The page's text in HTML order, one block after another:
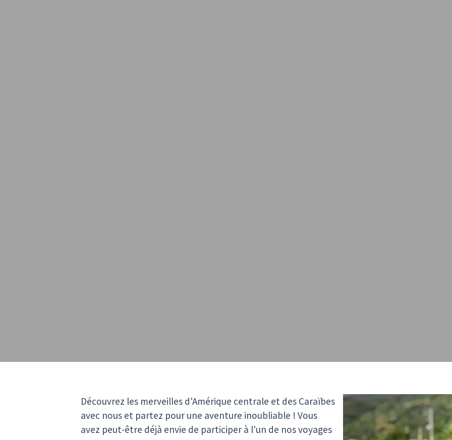
Découvrez les merveilles d'Amérique centrale et des Caraïbes
avec nous et partez pour une aventure inoubliable ! Vous
avez peut-être déjà envie de participer à l'un de nos voyages